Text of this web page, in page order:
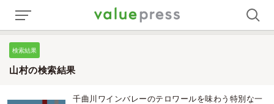
検索結果
山村の検索結果
千曲川ワインバレーのテロワールを味わう特別な一